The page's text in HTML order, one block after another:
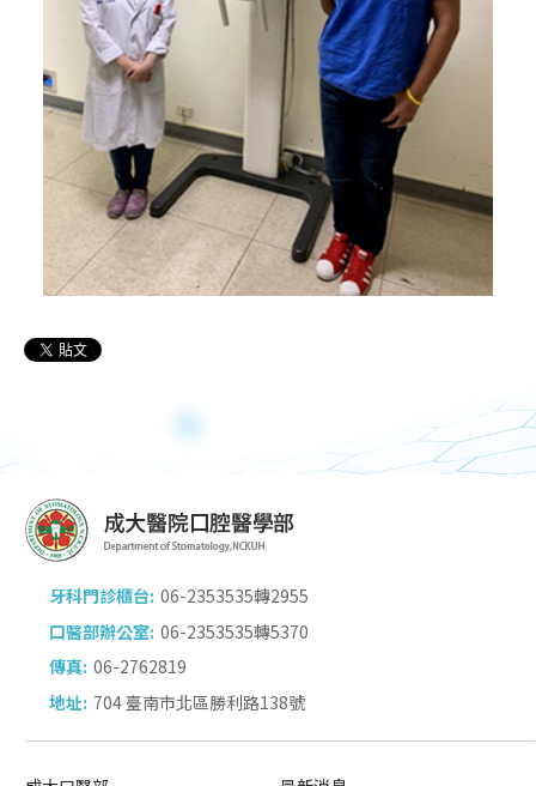
牙科門診櫃台: 06-2353535轉2955
口醫部辦公室: 06-2353535轉5370
傳真: 06-2762819
地址: 704 臺南市北區勝利路138號